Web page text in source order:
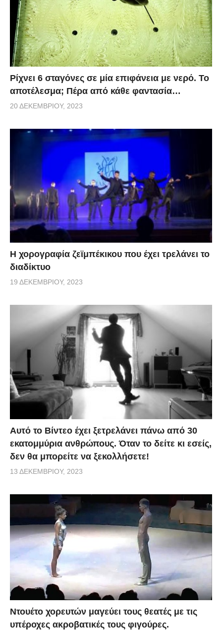
Ρίχνει 6 σταγόνες σε μία επιφάνεια με νερό. Το
αποτέλεσμα; Πέρα από κάθε φαντασία…
20 ΔΕΚΕΜΒΡΊΟΥ, 2023
Η χορογραφία ζεϊμπέκικου που έχει τρελάνει το
διαδίκτυο
19 ΔΕΚΕΜΒΡΊΟΥ, 2023
Αυτό το Βίντεο έχει ξετρελάνει πάνω από 30
εκατομμύρια ανθρώπους. Όταν το δείτε κι εσείς,
δεν θα μπορείτε να ξεκολλήσετε!
13 ΔΕΚΕΜΒΡΊΟΥ, 2023
Ντουέτο χορευτών μαγεύει τους θεατές με τις
υπέροχες ακροβατικές τους φιγούρες.